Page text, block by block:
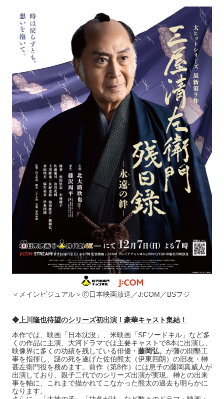
＜メインビジュアル＞Ⓒ日本映画放送／J:COM／BSフジ
◆上川隆也待望のシリーズ初出演！豪華キャスト集結！
本作では、映画「日本沈没」、米映画「SFソードキル」など多
くの作品に主演、大河ドラマでは主要キャストで8本に出演し、
映像界に多くの功績を残している俳優・ 藤岡弘、 が藩の開墾工
事を指揮し、謎の死を遂げた佐伯熊太（伊東四朗）の旧友・榊
甚左衛門役を務めます。前作（第8作）には息子の藤岡真威人が
出演しており、親子二代でのシリーズ出演が実現。榊との出来
事を軸に、これまで描かれてこなかった熊太の過去も明らかに
なります。